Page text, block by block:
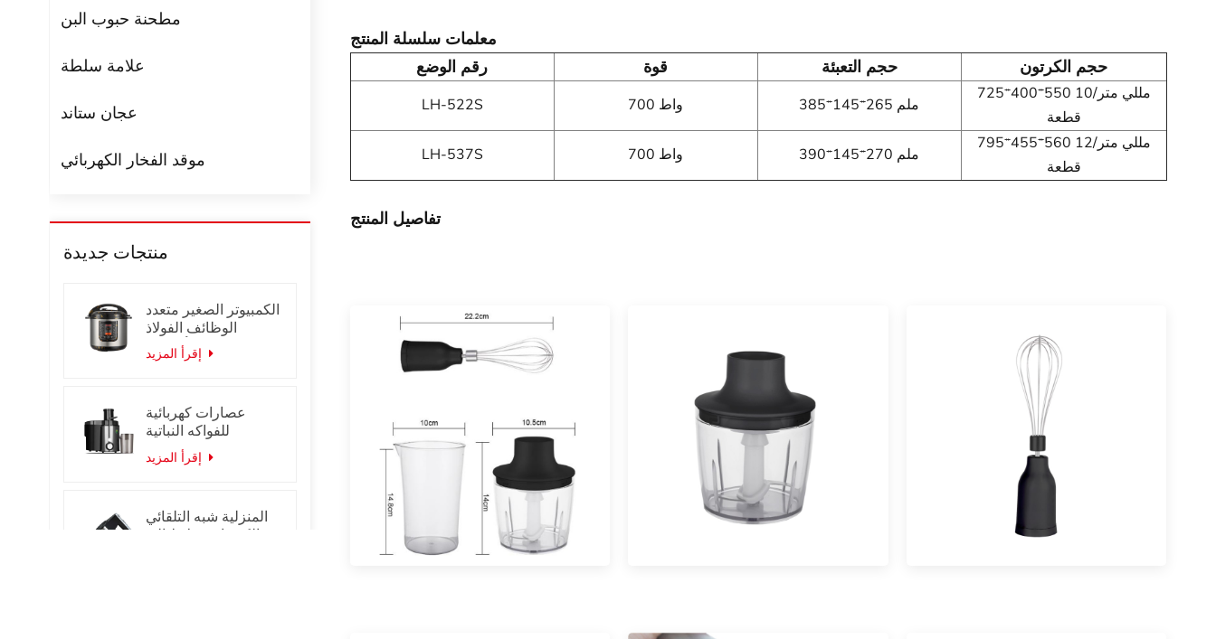
مطحنة حبوب البن
علامة سلطة
عجان ستاند
موقد الفخار الكهربائي
منتجات جديدة
الكمبيوتر الصغير متعدد
الوظائف الفولاذ
المقاوم للصدأ الذكية
طنجرة الضغط
عصارات كهربائية
للفواكه النباتية
المنزلية شبه التلقائي
الكهربائية خلاط اليد
معلمات سلسلة المنتج
رقم الوضع
قوة حجم التعبئة حجم الكرتون
LH-522S 700 واط 385*145*265 ملم
725*400*550 مللي متر/10
قطعة
LH-537S
700 واط 390*145*270 ملم
795*455*560 مللي متر/12
قطعة
تفاصيل المنتج